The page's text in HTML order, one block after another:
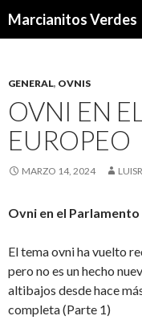
Marcianitos Verdes
GENERAL, OVNIS
OVNI EN
EUROPEO
MARZO 14, 2024
Ovni en el
El tema ovni ha vuelto
pero no es un hecho
altibajos desde hace
completa (Parte 1)